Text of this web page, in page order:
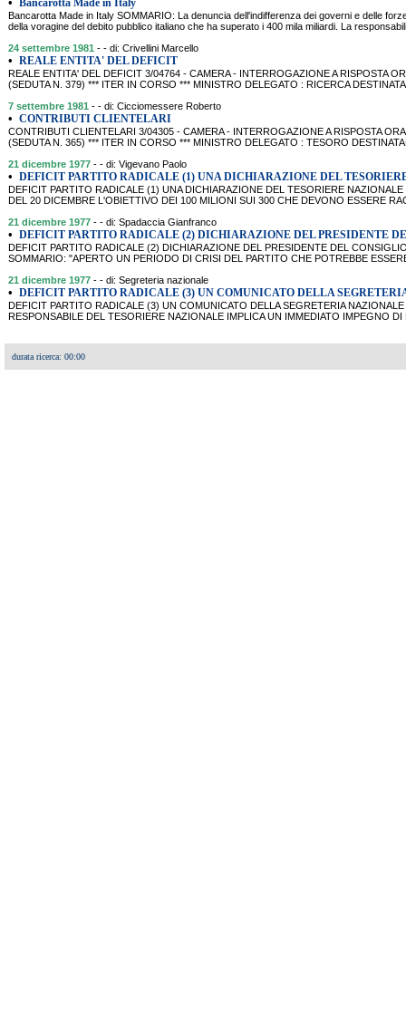
Bancarotta Made in Italy
Bancarotta Made in Italy SOMMARIO: La denuncia dell'indifferenza dei governi e delle
della voragine del debito pubblico italiano che ha superato i 400 mila miliardi. La
24 settembre 1981 - - di: Crivellini Marcello
• REALE ENTITA' DEL DEFICIT
REALE ENTITA' DEL DEFICIT 3/04764 - CAMERA - INTERROGAZIONE A RISPOSTA
(SEDUTA N. 379) *** ITER IN CORSO *** MINISTRO DELEGATO : RICERCA
7 settembre 1981 - - di: Cicciomessere Roberto
• CONTRIBUTI CLIENTELARI
CONTRIBUTI CLIENTELARI 3/04305 - CAMERA - INTERROGAZIONE A RISPOSTA
(SEDUTA N. 365) *** ITER IN CORSO *** MINISTRO DELEGATO : TESORO
21 dicembre 1977 - - di: Vigevano Paolo
• DEFICIT PARTITO RADICALE (1) UNA DICHIARAZIONE DEL
DEFICIT PARTITO RADICALE (1) UNA DICHIARAZIONE DEL TESORIERE
DEL 20 DICEMBRE L'OBIETTIVO DEI 100 MILIONI SUI 300 CHE DEVONO ESSERE
21 dicembre 1977 - - di: Spadaccia Gianfranco
• DEFICIT PARTITO RADICALE (2) DICHIARAZIONE DEL PRESIDENTE
DEFICIT PARTITO RADICALE (2) DICHIARAZIONE DEL PRESIDENTE DEL
SOMMARIO: "APERTO UN PERIODO DI CRISI DEL PARTITO CHE POTREBBE
21 dicembre 1977 - - di: Segreteria nazionale
• DEFICIT PARTITO RADICALE (3) UN COMUNICATO DELLA
DEFICIT PARTITO RADICALE (3) UN COMUNICATO DELLA SEGRETERIA
RESPONSABILE DEL TESORIERE NAZIONALE IMPLICA UN IMMEDIATO IMPEGNO
durata ricerca: 00:00